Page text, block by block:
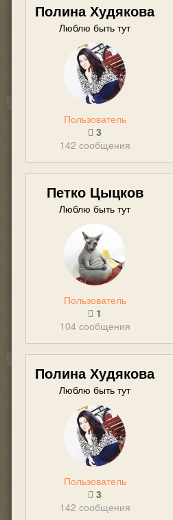
Полина Худякова
Люблю быть тут
Пользователь
3
142 сообщения
Петко Цыцков
Люблю быть тут
Пользователь
1
104 сообщения
Полина Худякова
Люблю быть тут
Пользователь
3
142 сообщения